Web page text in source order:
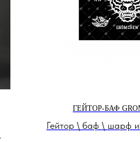
ГЕЙТОР-БАФ
Гейтор \ баф \ шарф